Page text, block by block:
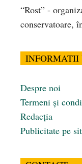
“Rost” -
conservatoare,
INFORMATII
Despre noi
Termeni și
Redacția
Publicitate pe